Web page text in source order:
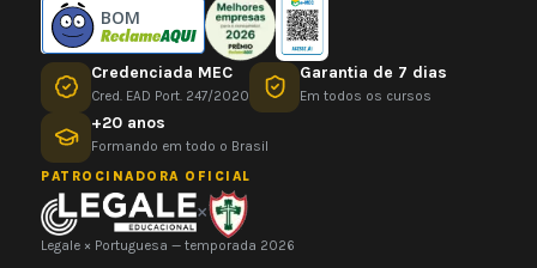
BOM
Credenciada MEC
Cred. EAD Port. 247/2020
Garantia de 7 dias
Em todos os cursos
+20 anos
Formando em todo o Brasil
PATROCINADORA OFICIAL
×
Legale × Portuguesa — temporada 2026